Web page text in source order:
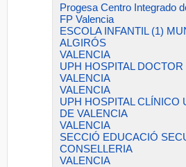
Progesa Centro Integrado
FP Valencia
ESCOLA INFANTIL (1)
ALGIRÓS
VALENCIA
UPH HOSPITAL
VALENCIA
VALENCIA
UPH HOSPITAL CLÍNICO
DE VALENCIA
VALENCIA
SECCIÓ EDUCACIÓ
CONSELLERIA
VALENCIA